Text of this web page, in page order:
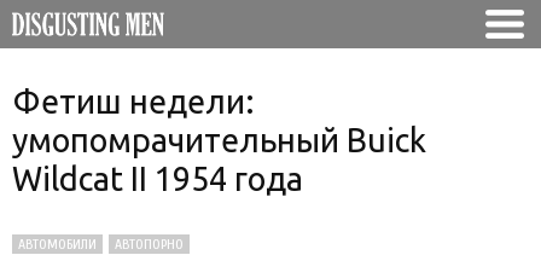
Фетиш недели:
умопомрачительный Buick
Wildcat II 1954 года
АВТОМОБИЛИ
АВТОПОРНО